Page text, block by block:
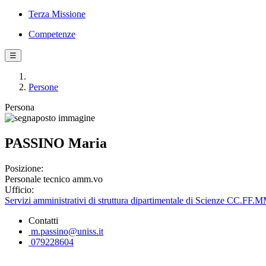
Terza Missione
Competenze
☰
Persone
Persona
PASSINO Maria
Posizione:
Personale tecnico amm.vo
Ufficio:
Servizi amministrativi di struttura dipartimentale di Scienze
Contatti
m.passino@uniss.it
079228604